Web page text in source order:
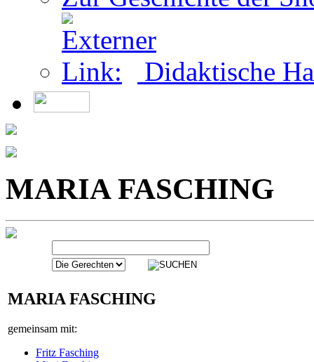
Didaktische
MARIA FASCHING
Mitzi Fasching